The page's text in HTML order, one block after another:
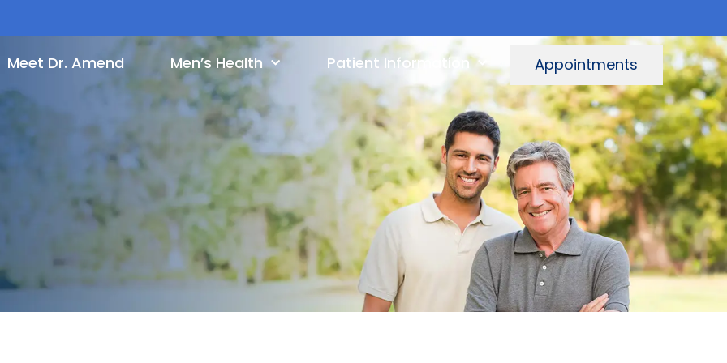
Meet Dr. Amend Men’s Health Patient Information Appointments